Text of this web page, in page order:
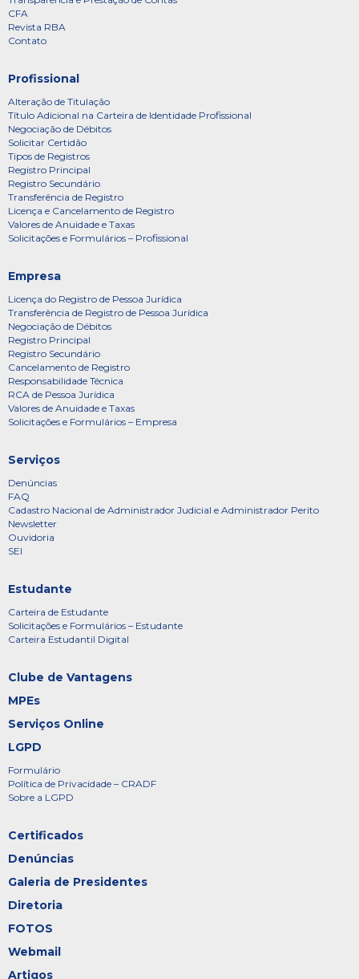
CFA
Revista RBA
Contato
Profissional
Alteração de Titulação
Título Adicional na Carteira de Identidade Profissional
Negociação de Débitos
Solicitar Certidão
Tipos de Registros
Registro Principal
Registro Secundário
Transferência de Registro
Licença e Cancelamento de Registro
Valores de Anuidade e Taxas
Solicitações e Formulários – Profissional
Empresa
Licença do Registro de Pessoa Jurídica
Transferência de Registro de Pessoa Jurídica
Negociação de Débitos
Registro Principal
Registro Secundário
Cancelamento de Registro
Responsabilidade Técnica
RCA de Pessoa Jurídica
Valores de Anuidade e Taxas
Solicitações e Formulários – Empresa
Serviços
Denúncias
FAQ
Cadastro Nacional de Administrador Judicial e Administrador Perito
Newsletter
Ouvidoria
SEI
Estudante
Carteira de Estudante
Solicitações e Formulários – Estudante
Carteira Estudantil Digital
Clube de Vantagens
MPEs
Serviços Online
LGPD
Formulário
Política de Privacidade – CRADF
Sobre a LGPD
Certificados
Denúncias
Galeria de Presidentes
Diretoria
FOTOS
Webmail
Artigos